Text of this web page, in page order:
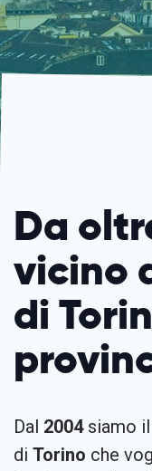
Da
vicino
di
Dal 2004siamo il
di Torino che